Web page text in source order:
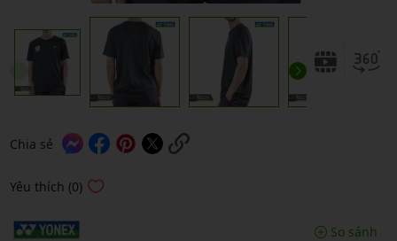
Chia sẻ
Yêu thích (0)
So sánh